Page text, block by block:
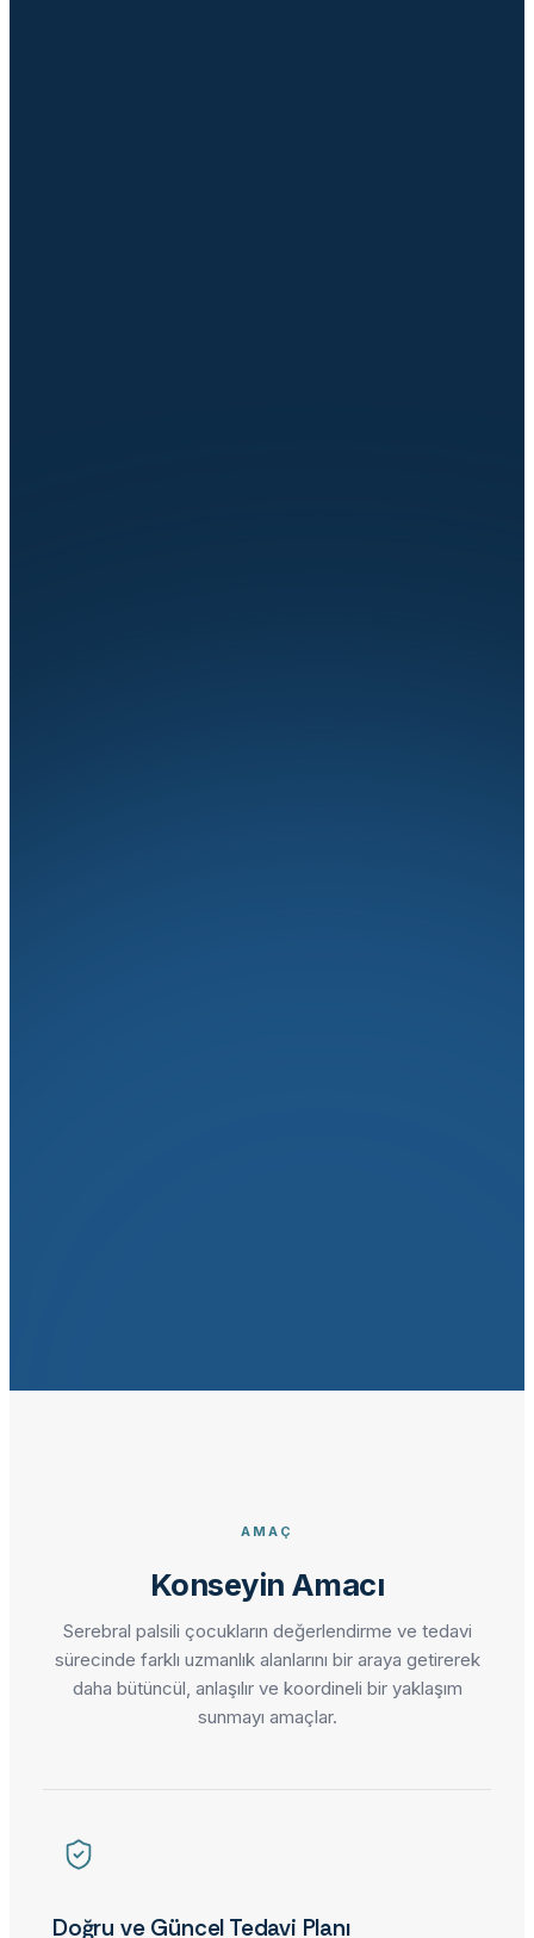
AMAÇ
Konseyin Amacı
Serebral palsili çocukların değerlendirme ve tedavi
sürecinde farklı uzmanlık alanlarını bir araya getirerek
daha bütüncül, anlaşılır ve koordineli bir yaklaşım
sunmayı amaçlar.
Doğru ve Güncel Tedavi Planı